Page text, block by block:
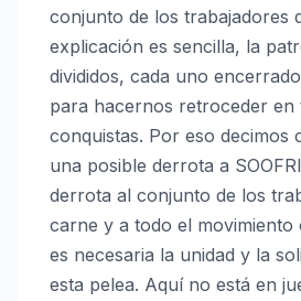
conjunto de los trabajadores
explicación es sencilla, la
divididos, cada uno
para hacernos retroceder en
conquistas. Por eso decimos
una posible derrota a
derrota al conjunto de los
carne y a todo el
es necesaria la unidad y la
esta pelea. Aquí no está en